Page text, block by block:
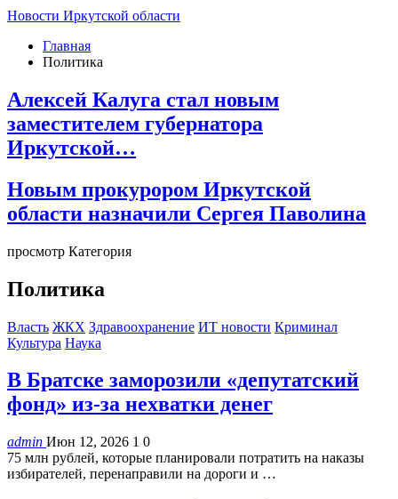
Новости Иркутской области
Главная
Политика
Алексей Калуга стал новым
заместителем губернатора
Иркутской…
Новым прокурором Иркутской
области назначили Сергея Паволина
просмотр Категория
Политика
Власть ЖКХ Здравоохранение ИТ новости Криминал
Культура Наука
В Братске заморозили «депутатский
фонд» из‑за нехватки денег
admin Июн 12, 2026 1 0
75 млн рублей, которые планировали потратить на наказы
избирателей, перенаправили на дороги и …